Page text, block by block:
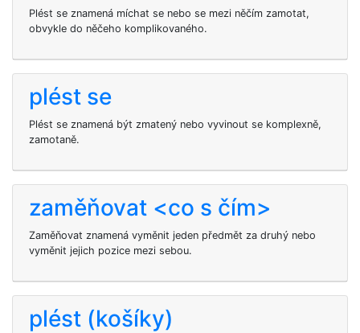
Plést se znamená míchat se nebo se mezi něčím zamotat,
obvykle do něčeho komplikovaného.
plést se
Plést se znamená být zmatený nebo vyvinout se komplexně,
zamotaně.
zaměňovat <co s čím>
Zaměňovat znamená vyměnit jeden předmět za druhý nebo
vyměnit jejich pozice mezi sebou.
plést (košíky)